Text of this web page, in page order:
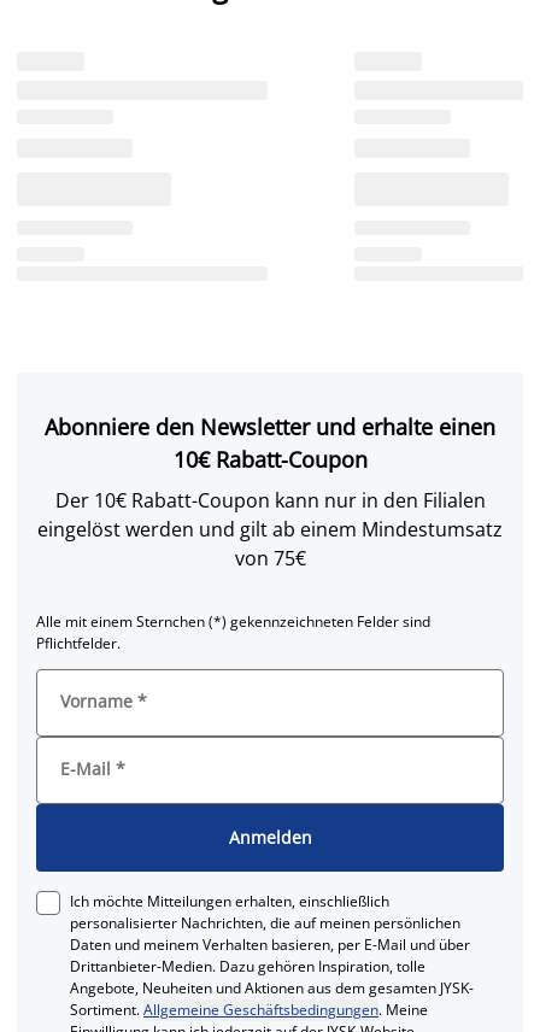
Abonniere den Newsletter und erhalte einen
10€ Rabatt-Coupon
Der 10€ Rabatt-Coupon kann nur in den Filialen
eingelöst werden und gilt ab einem Mindestumsatz
von 75€
Alle mit einem Sternchen (*) gekennzeichneten Felder sind
Pflichtfelder.
Vorname *
E-Mail *
Anmelden
Ich möchte Mitteilungen erhalten, einschließlich
personalisierter Nachrichten, die auf meinen persönlichen
Daten und meinem Verhalten basieren, per E-Mail und über
Drittanbieter-Medien. Dazu gehören Inspiration, tolle
Angebote, Neuheiten und Aktionen aus dem gesamten JYSK-
Sortiment.Allgemeine Geschäftsbedingungen. Meine